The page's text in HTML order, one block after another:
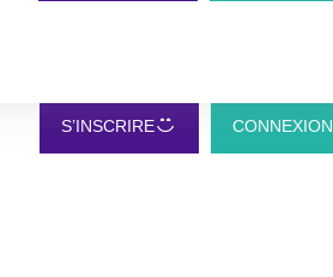
S’INSCRIRE CONNEXION